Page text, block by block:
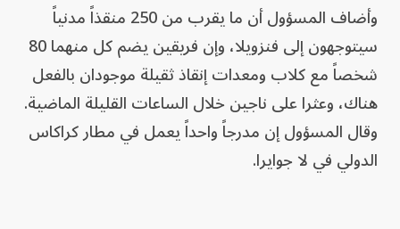
وأضاف المسؤول أن ما يقرب من 250 منقذاً مدنياً
سيتوجهون إلى فنزويلا، وإن فريقين يضم كل منهما 80
شخصاً مع كلاب ومعدات إنقاذ ثقيلة موجودان بالفعل
هناك، وعثرا على ناجين خلال الساعات القليلة الماضية.
وقال المسؤول إن مدرجاً واحداً يعمل في مطار كراكاس
الدولي في لا جوايرا.